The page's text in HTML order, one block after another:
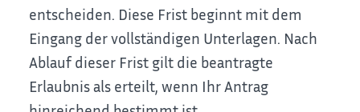
entscheiden. Diese Frist beginnt mit dem
Eingang der vollständigen Unterlagen. Nach
Ablauf dieser Frist gilt die beantragte
Erlaubnis als erteilt, wenn Ihr Antrag